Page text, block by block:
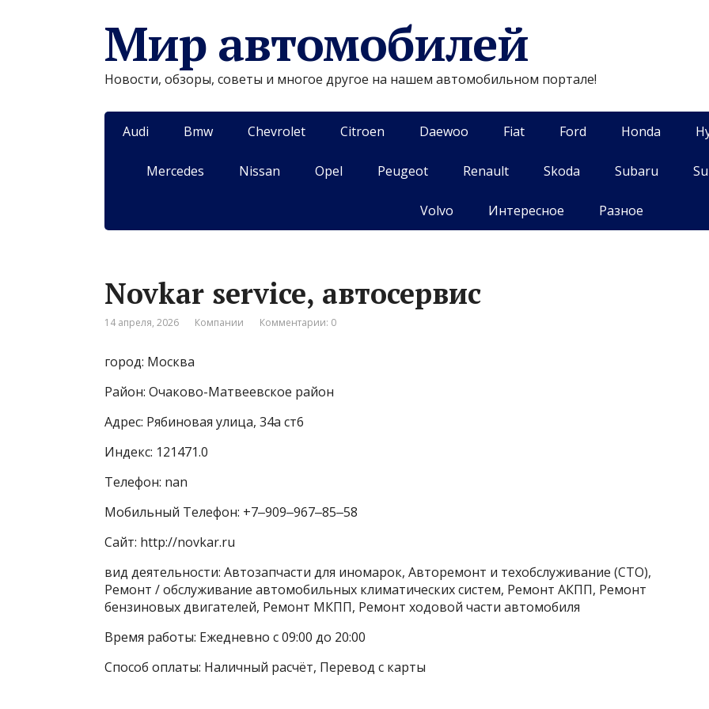
Мир автомобилей
Новости, обзоры, советы и многое другое на нашем автомобильном портале!
Audi Bmw Chevrolet Citroen Daewoo Fiat Ford Honda
Mercedes Nissan Opel Peugeot Renault Skoda Subaru
Volvo Интересное Разное
Novkar service, автосервис
14 апреля, 2026 Компании Комментарии: 0
город: Москва
Район: Очаково-Матвеевское район
Адрес: Рябиновая улица, 34а ст6
Индекс: 121471.0
Телефон: nan
Мобильный Телефон: +7‒909‒967‒85‒58
Сайт: http://novkar.ru
вид деятельности: Автозапчасти для иномарок, Авторемонт и техобслуживание (СТО),
Ремонт / обслуживание автомобильных климатических систем, Ремонт АКПП, Ремонт
бензиновых двигателей, Ремонт МКПП, Ремонт ходовой части автомобиля
Время работы: Ежедневно с 09:00 до 20:00
Способ оплаты: Наличный расчёт, Перевод с карты